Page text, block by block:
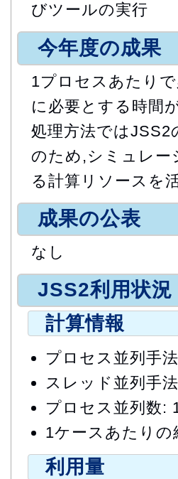
びツールの実行
今年度の成果
1プロセスあたり
に必要とする時間
処理方法では
のため,シミュレー
る計算リソースを
成果の公表
なし
JSS2利用状況
計算情報
プロセス並列手
スレッド並列手
プロセス並列数:
1ケースあたり
利用量